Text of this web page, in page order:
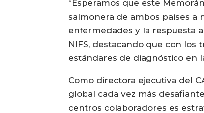
“Esperamos que este
salmonera de ambos países a
enfermedades y la respuesta
NIFS, destacando que con
estándares de diagnóstico en
Como directora ejecutiva del
global cada vez más
centros colaboradores es